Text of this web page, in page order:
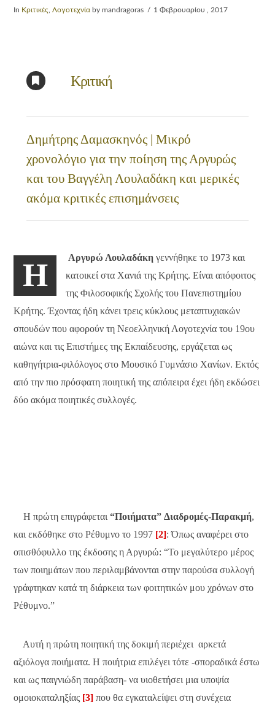
In Κριτικές,Λογοτεχνία by mandragoras 1 Φεβρουαρίου , 2017
Κριτική
Δημήτρης Δαμασκηνός | Μικρό
χρονολόγιο για την ποίηση της Αργυρώς
και του Βαγγέλη Λουλαδάκη και μερικές
ακόμα κριτικές επισημάνσεις
Η
Αργυρώ Λουλαδάκη γεννήθηκε το 1973 και
κατοικεί στα Χανιά της Κρήτης. Είναι απόφοιτος
της Φιλοσοφικής Σχολής του Πανεπιστημίου
Κρήτης. Έχοντας ήδη κάνει τρεις κύκλους μεταπτυχιακών
σπουδών που αφορούν τη Νεοελληνική Λογοτεχνία του 19ου
αιώνα και τις Επιστήμες της Εκπαίδευσης, εργάζεται ως
καθηγήτρια-φιλόλογος στο Μουσικό Γυμνάσιο Χανίων. Εκτός
από την πιο πρόσφατη ποιητική της απόπειρα έχει ήδη εκδώσει
δύο ακόμα ποιητικές συλλογές.
Η πρώτη επιγράφεται “Ποιήματα” Διαδρομές-Παρακμή,
και εκδόθηκε στο Ρέθυμνο το 1997 [2]: Όπως αναφέρει στο
οπισθόφυλλο της έκδοσης η Αργυρώ: “Το μεγαλύτερο μέρος
των ποιημάτων που περιλαμβάνονται στην παρούσα συλλογή
γράφτηκαν κατά τη διάρκεια των φοιτητικών μου χρόνων στο
Ρέθυμνο.”
Αυτή η πρώτη ποιητική της δοκιμή περιέχει αρκετά
αξιόλογα ποιήματα. Η ποιήτρια επιλέγει τότε -σποραδικά έστω
και ως παιγνιώδη παράβαση- να υιοθετήσει μια υποψία
ομοιοκαταληξίας [3] που θα εγκαταλείψει στη συνέχεια